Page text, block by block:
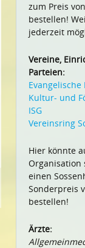
zum Preis
bestellen!
jederzeit
Vereine,
Parteien:
Kultur- und
ISG
Vereinsring
Hier könnte
Organisation
einen
Sonderpreis
bestellen!
Ärzte: